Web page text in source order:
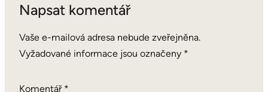
Napsat komentář
Vaše e-mailová adresa nebude zveřejněna.
Vyžadované informace jsou označeny *
Komentář *